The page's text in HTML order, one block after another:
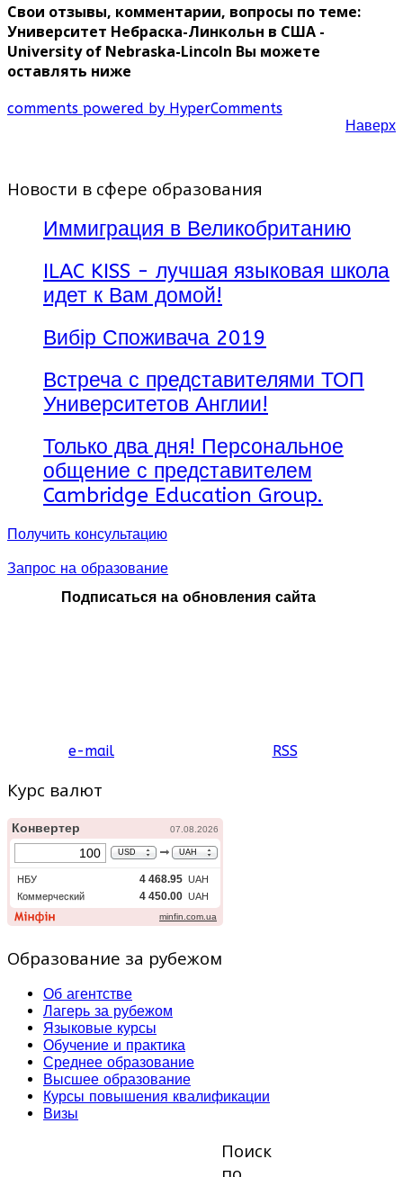
Свои отзывы, комментарии, вопросы по теме:
Университет Небраска-Линкольн в США -
University of Nebraska-Lincoln Вы можете
оставлять ниже
comments powered by HyperComments
Наверх
Новости в сфере образования
Иммиграция в Великобританию
ILAC KISS - лучшая языковая школа
идет к Вам домой!
Вибір Споживача 2019
Встреча с представителями ТОП
Университетов Англии!
Только два дня! Персональное
общение с представителем
Cambridge Education Group.
Получить консультацию
Запрос на образование
Подписаться на обновления сайта
e-mail RSS
Курс валют
Образование за рубежом
Об агентстве
Лагерь за рубежом
Языковые курсы
Обучение и практика
Среднее образование
Высшее образование
Курсы повышения квалификации
Визы
Поиск